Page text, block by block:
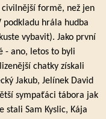
formě, než jen
podkladu hrála hudba
vybavit). Jako první
- ano, letos to byli
chatky získali
Jakub, Jelínek David
sympaťáci tábora jak
stali Sam Kyslic, Kája